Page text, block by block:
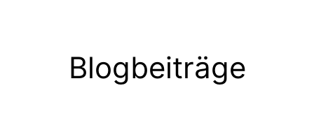
Blogbeiträge